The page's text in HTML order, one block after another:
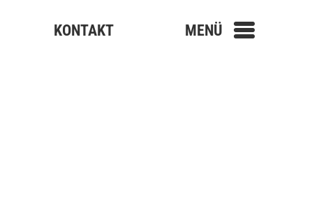
KONTAKT MENÜ